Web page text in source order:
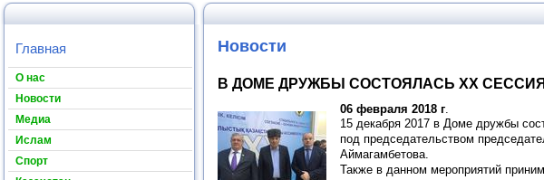
Главная
О нас
Новости
Медиа
Ислам
Спорт
Новости
В ДОМЕ ДРУЖБЫ СОСТОЯЛАСЬ XX
06 февраля 2018 г.
15 декабря 2017 в Доме дружбы
под председательством
Аймагамбетова.
Также в данном мероприятий